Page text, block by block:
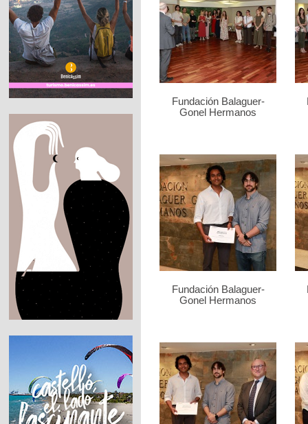
Fundación Balaguer-
Gonel Hermanos
Fundación Balaguer-
Gonel Hermanos